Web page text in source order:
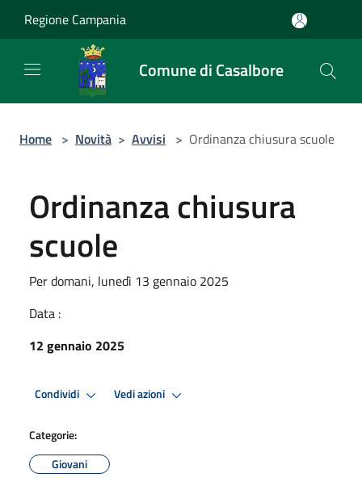
Regione Campania
Comune di Casalbore
Home > Novità > Avvisi > Ordinanza chiusura scuole
Ordinanza chiusura
scuole
Per domani, lunedì 13 gennaio 2025
Data :
12 gennaio 2025
Condividi Vedi azioni
Categorie:
Giovani